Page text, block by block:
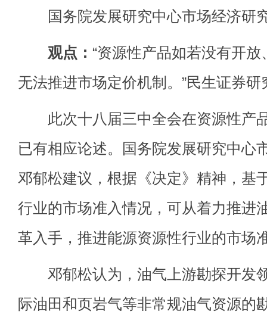
国务院发展研究中心市场经济研
观点： “资源性产品如若没有开
无法推进市场定价机制。”民生证券
此次十八届三中全会在资源性产
已有相应论述。国务院发展研究中心
邓郁松建议，根据《决定》精神，基
行业的市场准入情况，可从着力推进
革入手，推进能源资源性行业的市场
邓郁松认为，油气上游勘探开发
际油田和页岩气等非常规油气资源的